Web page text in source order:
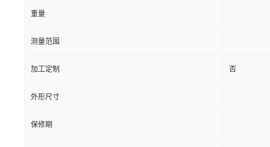
重量
测量范围
加工定制 否
外形尺寸
保修期